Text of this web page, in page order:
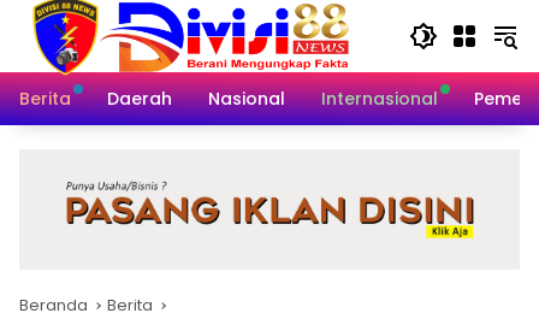
Langsung
konten
Berita
Daerah Nasional Internasional
Beranda Berita